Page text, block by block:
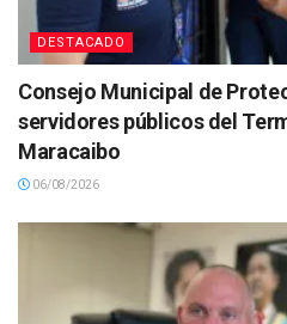
DESTACADO
Consejo Municipal de
servidores públicos del
Maracaibo
06/08/2026